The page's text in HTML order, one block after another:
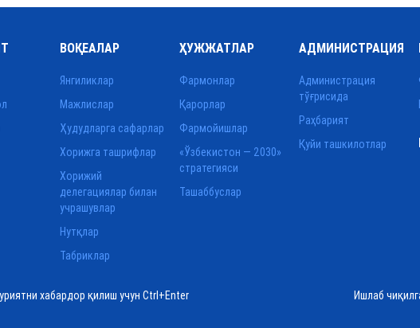
ВОҚЕАЛАР
Янгиликлар
Мажлислар
Ҳудудларга сафарлар
Хорижга ташрифлар
Хорижий
делегациялар билан
учрашувлар
Нутқлар
Табриклар
ҲУЖЖАТЛАР
Фармонлар
Қарорлар
Фармойишлар
«Ўзбекистон — 2030»
стратегияси
Ташаббуслар
АДМИНИСТРАЦИЯ
Администрация
тўғрисида
Раҳбарият
Қуйи ташкилотлар
хабардор қилиш учун Ctrl+Enter
Ишлаб